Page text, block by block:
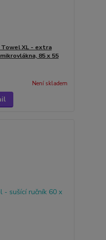
Towel XL - extra
85 x 55
Není skladem